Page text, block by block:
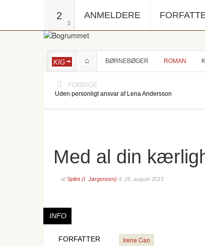
2 ANMELDERE
KIG BØRNEBØGER ROMAN
FORRIGE
Uden personligt ansvar af Lena Andersson
Med al din
afSplint (I. Jørgensen) d. 25. august 2015
INFO
FORFATTER Irene Cao